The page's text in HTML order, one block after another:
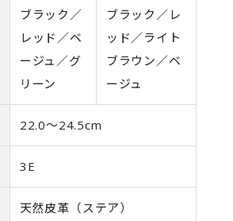
ブラック／
レッド／ベ
ージュ／グ
リーン
ブラック／レ
ッド／ライト
ブラウン／ベ
ージュ
22.0～24.5cm
3E
天然皮革（ステア）